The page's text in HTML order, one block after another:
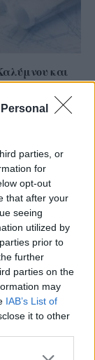
parties, or
for
opt-out
that after your
seeing
utilized by
prior to
further
parties on the
may
IAB’s List of
it to other
και
απάντηση
Zeppelin
του